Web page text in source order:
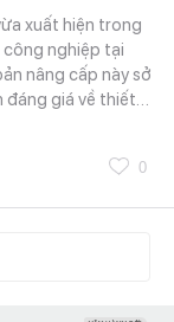
xuất hiện trong
nghiệp tại
nâng cấp này sở
giá về thiết…
0